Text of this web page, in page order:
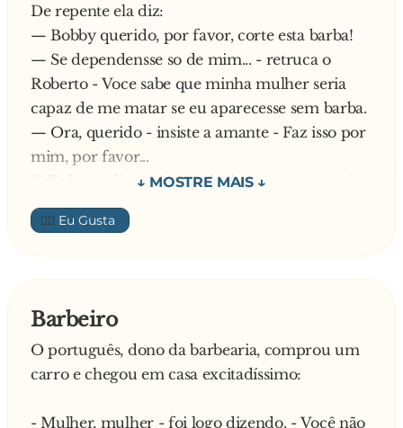
De repente ela diz:
— Bobby querido, por favor, corte esta barba!
— Se dependensse so de mim... - retruca o
Roberto - Voce sabe que minha mulher seria
capaz de me matar se eu aparecesse sem barba.
— Ora, querido - insiste a amante - Faz isso por
mim, por favor...
O Roberto diz ser impossivel, mas a amante é
bem persuasiva e ele finalmente capitula. Assim,
depois do trabalho, ele passa no barbeiro e pede
para cortar a barba.
Depois, ele ainda vai num jantar de negocios, e
fazer barulho.
A mulher, ainda meio dormindo, passa a mao
no rosto do Roberto e diz:
Meu marido pode chegar a qualquer
👍🏼
Barbeiro
O português, dono da barbearia, comprou um
carro e chegou em casa excitadíssimo:
- Mulher, mulher - foi logo dizendo. - Você não